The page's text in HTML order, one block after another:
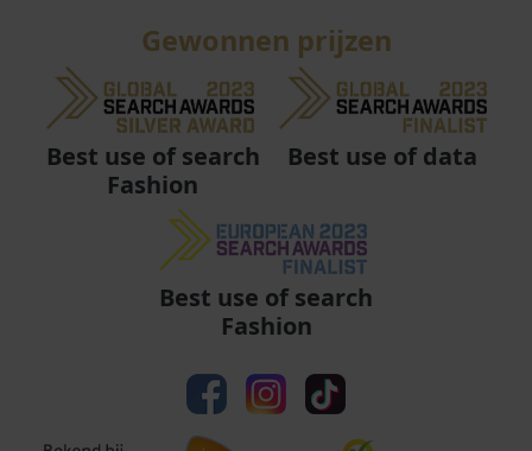
Gewonnen prijzen
Best use of search
Fashion
Best use of data
Best use of search
Fashion